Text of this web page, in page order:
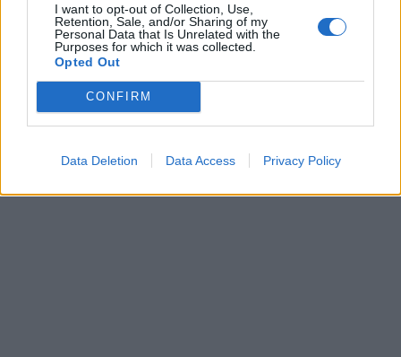
I want to opt-out of Collection, Use,
Retention, Sale, and/or Sharing of my
Personal Data that Is Unrelated with the
Purposes for which it was collected.
Opted Out
CONFIRM
Data Deletion Data Access Privacy Policy